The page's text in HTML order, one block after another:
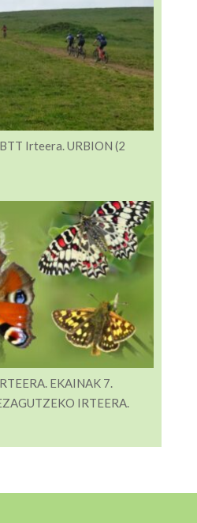
Irteera. URBION (2
EKAINAK 7.
IRTEERA.